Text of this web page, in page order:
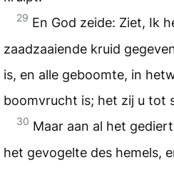
29 En God zeide: Ziet, Ik
zaadzaaiende kruid
is, en alle geboomte, in
boomvrucht is; het zij u tot
30 Maar aan al het
het gevogelte des hemels,